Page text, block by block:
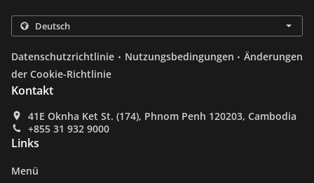
Datenschutzrichtlinie . Nutzungsbedingungen . Änderungen
der Cookie-Richtlinie
Kontakt
41E Oknha Ket St. (174), Phnom Penh 120203, Cambodia
+855 31 932 9000
Links
Menü